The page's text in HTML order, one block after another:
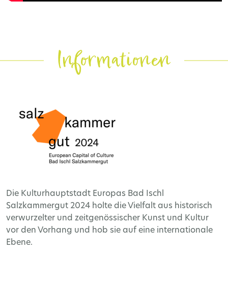
Informationen
Die Kulturhauptstadt Europas Bad Ischl
Salzkammergut 2024 holte die Vielfalt aus historisch
verwurzelter und zeitgenössischer Kunst und Kultur
vor den Vorhang und hob sie auf eine internationale
Ebene.